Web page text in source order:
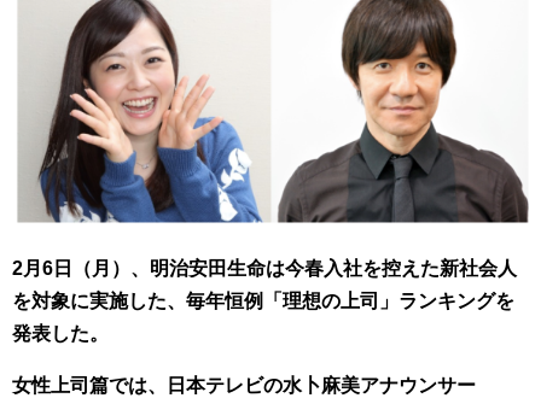
2月6日（月）、明治安田生命は今春入社を控えた新社会人
を対象に実施した、毎年恒例「理想の上司」ランキングを
発表した。
女性上司篇では、日本テレビの水卜麻美アナウンサー